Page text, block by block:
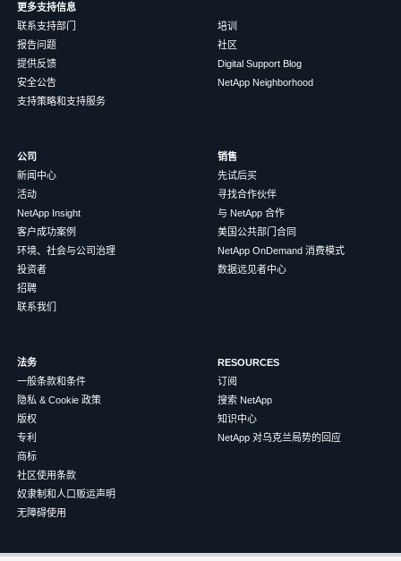
更多支持信息
联系支持部门
报告问题
提供反馈
安全公告
支持策略和支持服务
培训
社区
Digital Support Blog
NetApp Neighborhood
公司
新闻中心
活动
NetApp Insight
客户成功案例
环境、社会与公司治理
投资者
招聘
联系我们
销售
先试后买
寻找合作伙伴
与 NetApp 合作
美国公共部门合同
NetApp OnDemand 消费模式
数据远见者中心
法务
一般条款和条件
隐私 & Cookie 政策
版权
专利
商标
社区使用条款
奴隶制和人口贩运声明
无障碍使用
RESOURCES
订阅
搜索 NetApp
知识中心
NetApp 对乌克兰局势的回应